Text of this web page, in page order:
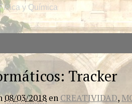
y Química
Tracker
08/03/2018 en CREATIVIDAD,